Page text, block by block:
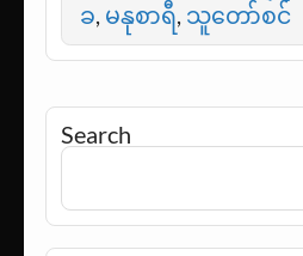
ခ, မနုစာရီ, သူတော်စင်
Search